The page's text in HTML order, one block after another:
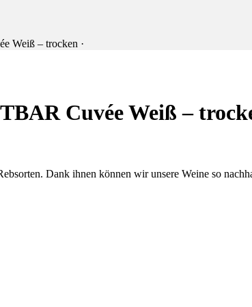
Weiß – trocken ·
Cuvée Weiß –
Dank ihnen können wir unsere Weine so